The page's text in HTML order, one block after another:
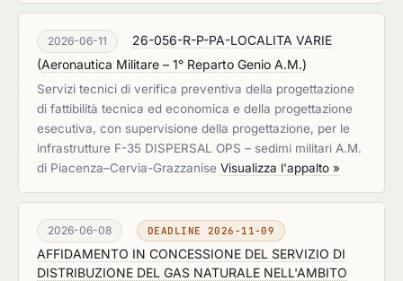
2026-06-11
26-056-R-P-PA-LOCALITA VARIE
(Aeronautica Militare – 1° Reparto Genio A.M.)
Servizi tecnici di verifica preventiva della progettazione
di fattibilità tecnica ed economica e della progettazione
esecutiva, con supervisione della progettazione, per le
infrastrutture F-35 DISPERSAL OPS – sedimi militari A.M.
di Piacenza–Cervia-Grazzanise Visualizza l'appalto »
2026-06-08 DEADLINE 2026-11-09
AFFIDAMENTO IN CONCESSIONE DEL SERVIZIO DI
DISTRIBUZIONE DEL GAS NATURALE NELL'AMBITO